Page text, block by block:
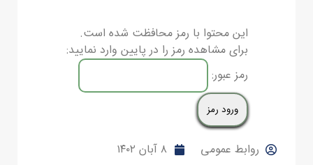
این محتوا با رمز محافظت شده است.
برای مشاهده رمز را در پایین وارد نمایید:
رمز عبور:
روابط عمومی ۸ آبان ۱۴۰۲